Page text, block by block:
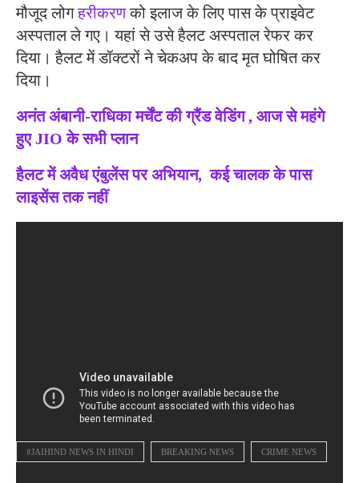
मौजूद लोगहरीकरणको इलाज के लिए पास के प्राइवेट
अस्पताल ले गए। यहां से उसे हैलट अस्पताल रेफर कर
दिया। हैलट में डॉक्टरों ने चेकअप के बाद मृत घोषित कर
दिया।
अनंत अंबानी-राधिका मर्चेंट की ग्रैंड वेडिंग , आज से महंगे
हुए JIO के सभी प्लान
हैलट में अवैध एंबुलेंस पर अभियान, कई चालक के पास
लाइसेंस तक नहीं
#JAIHIND NEWS IN HINDI BREAKING NEWS CRIME NEWS